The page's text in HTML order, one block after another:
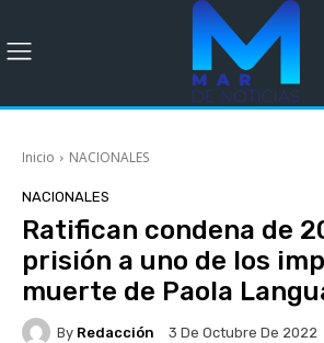
Inicio NACIONALES
NACIONALES
Ratifican condena de
prisión a uno de los
muerte de Paola
By Redacción 3 De Octubre De 2022